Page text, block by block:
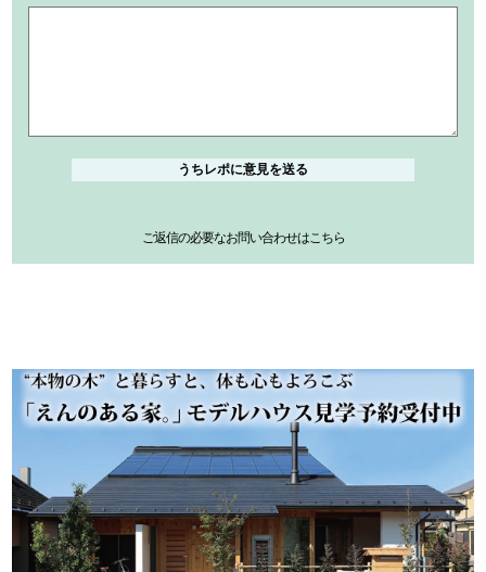
ご返信の必要なお問い合わせはこちら